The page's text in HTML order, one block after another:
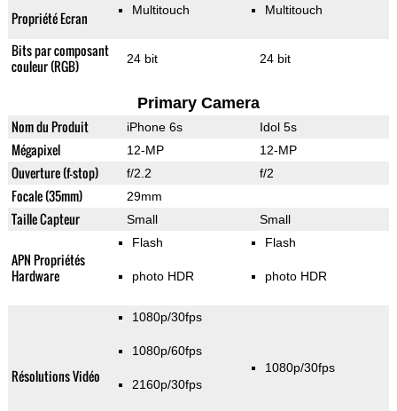
Propriété Ecran Multitouch Multitouch
Bits par composant
couleur (RGB)
24 bit 24 bit
Primary Camera
Nom du Produit iPhone 6s Idol 5s
Mégapixel 12-MP 12-MP
Ouverture (f-stop) f/2.2 f/2
Focale (35mm) 29mm
Taille Capteur Small Small
APN Propriétés
Hardware
Flash
photo HDR
Flash
photo HDR
Résolutions Vidéo
1080p/30fps
1080p/60fps
2160p/30fps
1080p/30fps